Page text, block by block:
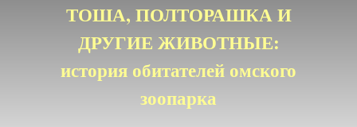
ТОША, ПОЛТОРАШКА И
ДРУГИЕ ЖИВОТНЫЕ:
история обитателей омского
зоопарка